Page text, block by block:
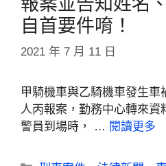
報案並告知姓名
自首要件唷！
2021 年 7 月 11 日
甲騎機車與乙騎機車發生車
人丙報案，勤務中心轉來資
警員到場時， … 閱讀更多